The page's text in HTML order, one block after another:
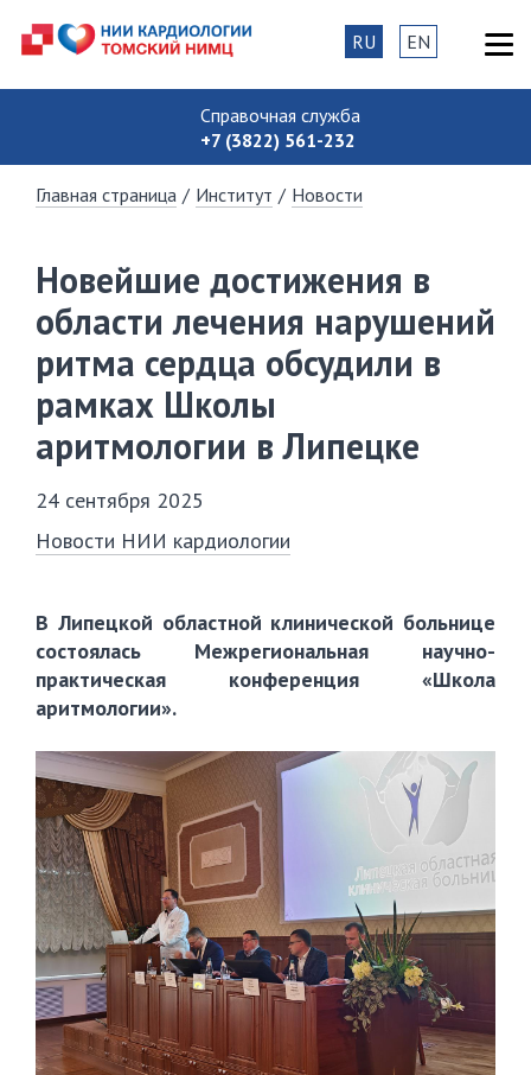
Справочная служба
+7 (3822) 561-232
RU EN
Главная страница / Институт / Новости
Новейшие достижения в
области лечения нарушений
ритма сердца обсудили в
рамках Школы
аритмологии в Липецке
24 сентября 2025
Новости НИИ кардиологии
В Липецкой областной клинической больнице
состоялась Межрегиональная научно-
практическая конференция «Школа
аритмологии».